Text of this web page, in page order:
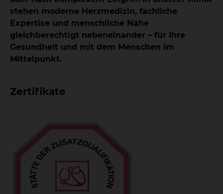
stehen moderne Herzmedizin, fachliche
Expertise und menschliche Nähe
gleichberechtigt nebeneinander – für Ihre
Gesundheit und mit dem Menschen im
Mittelpunkt.
Zertifikate